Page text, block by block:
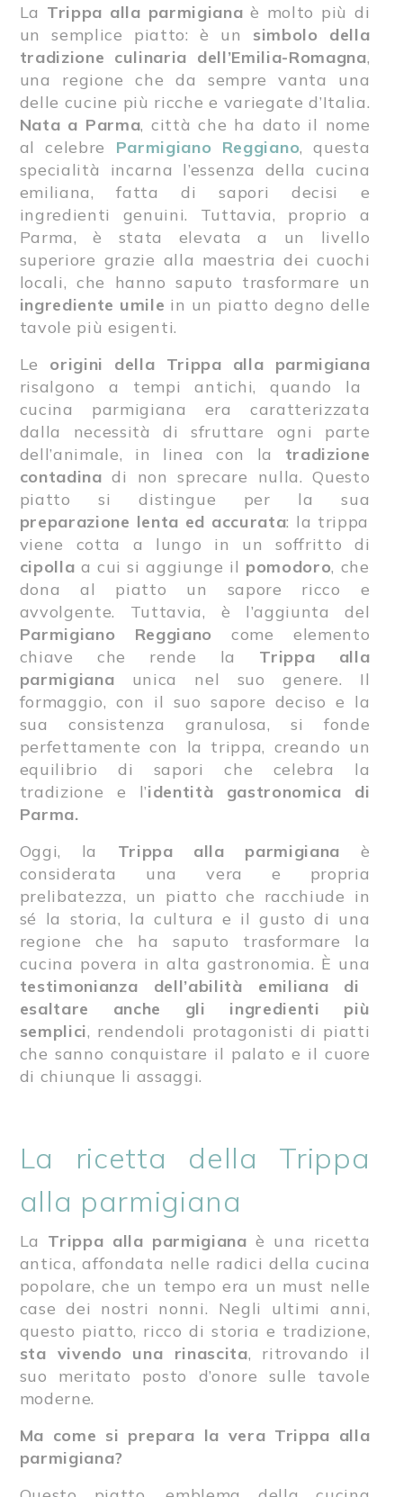
La Trippa alla parmigiana è molto più di
un semplice piatto: è un simbolo della
tradizione culinaria dell’Emilia-Romagna,
una regione che da sempre vanta una
delle cucine più ricche e variegate d’Italia.
Nata a Parma, città che ha dato il nome
al celebre Parmigiano Reggiano, questa
specialità incarna l’essenza della cucina
emiliana, fatta di sapori decisi e
ingredienti genuini. Tuttavia, proprio a
Parma, è stata elevata a un livello
superiore grazie alla maestria dei cuochi
locali, che hanno saputo trasformare un
ingrediente umile in un piatto degno delle
tavole più esigenti.
Le origini della Trippa alla parmigiana
risalgono a tempi antichi, quando la
cucina parmigiana era caratterizzata
dalla necessità di sfruttare ogni parte
dell’animale, in linea con la tradizione
contadinadi non sprecare nulla. Questo
piatto si distingue per la sua
preparazione lenta ed accurata: la trippa
viene cotta a lungo in un soffritto di
cipolla a cui si aggiunge il pomodoro, che
dona al piatto un sapore ricco e
avvolgente. Tuttavia, è l’aggiunta del
Parmigiano Reggiano come elemento
chiave che rende la Trippa alla
parmigiana unica nel suo genere. Il
formaggio, con il suo sapore deciso e la
sua consistenza granulosa, si fonde
perfettamente con la trippa, creando un
equilibrio di sapori che celebra la
tradizione e l’identità gastronomica di
Parma.
Oggi, la Trippa alla parmigiana è
considerata una vera e propria
prelibatezza, un piatto che racchiude in
sé la storia, la cultura e il gusto di una
regione che ha saputo trasformare la
cucina povera in alta gastronomia. È una
testimonianza dell’abilità emiliana di
esaltare anche gli ingredienti più
semplici, rendendoli protagonisti di piatti
che sanno conquistare il palato e il cuore
di chiunque li assaggi.
La ricetta della Trippa
alla parmigiana
La Trippa alla parmigianaè una ricetta
antica, affondata nelle radici della cucina
popolare, che un tempo era un must nelle
case dei nostri nonni. Negli ultimi anni,
questo piatto, ricco di storia e tradizione,
sta vivendo una rinascita, ritrovando il
suo meritato posto d’onore sulle tavole
moderne.
Ma come si prepara la vera Trippa alla
parmigiana?